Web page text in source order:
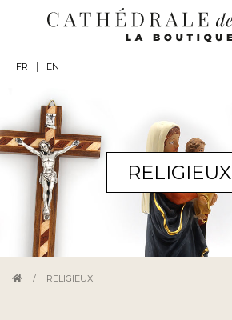
RELIGIEUX
/ RELIGIEUX
FR EN